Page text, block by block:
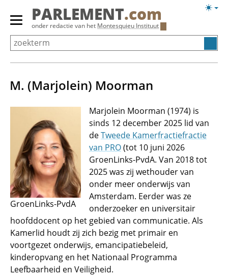
Overslaan
Primair
menu
tonen/verbergen
PARLEMENT.com
onder redactie van het Montesquieu Instituut
M. (Marjolein) Moorman
GroenLinks-PvdA
Marjolein Moorman (1974) is
sinds 12 december 2025 lid van
deTweede Kamerfractiefractie
van PRO(tot 10 juni 2026
GroenLinks-PvdA. Van 2018 tot
2025 was zij wethouder van
onder meer onderwijs van
Amsterdam. Eerder was ze
onderzoeker en universitair
hoofddocent op het gebied van communicatie. Als
Kamerlid houdt zij zich bezig met primair en
voortgezet onderwijs, emancipatiebeleid,
kinderopvang en het Nationaal Programma
Leefbaarheid en Veiligheid.